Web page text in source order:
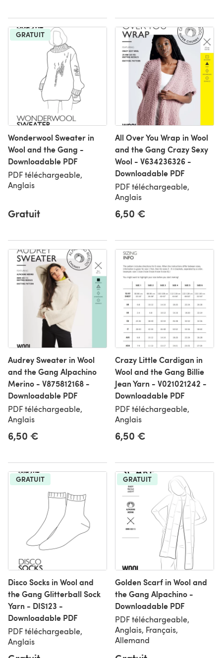
GRATUIT
Wonderwool Sweater in
Wool and the Gang -
Downloadable PDF
PDF téléchargeable,
Anglais
Gratuit
All Over You Wrap in Wool
and the Gang Crazy Sexy
Wool - V634236326 -
Downloadable PDF
PDF téléchargeable,
Anglais
6,50 €
Audrey Sweater in Wool
and the Gang Alpachino
Merino - V875812168 -
Downloadable PDF
PDF téléchargeable,
Anglais
6,50 €
Crazy Little Cardigan in
Wool and the Gang Billie
Jean Yarn - V021021242 -
Downloadable PDF
PDF téléchargeable,
Anglais
6,50 €
GRATUIT
Disco Socks in Wool and
the Gang Glitterball Sock
Yarn - DIS123 -
Downloadable PDF
PDF téléchargeable,
Anglais
GRATUIT
Golden Scarf in Wool and
the Gang Alpachino -
Downloadable PDF
PDF téléchargeable,
Anglais, Français,
Allemand